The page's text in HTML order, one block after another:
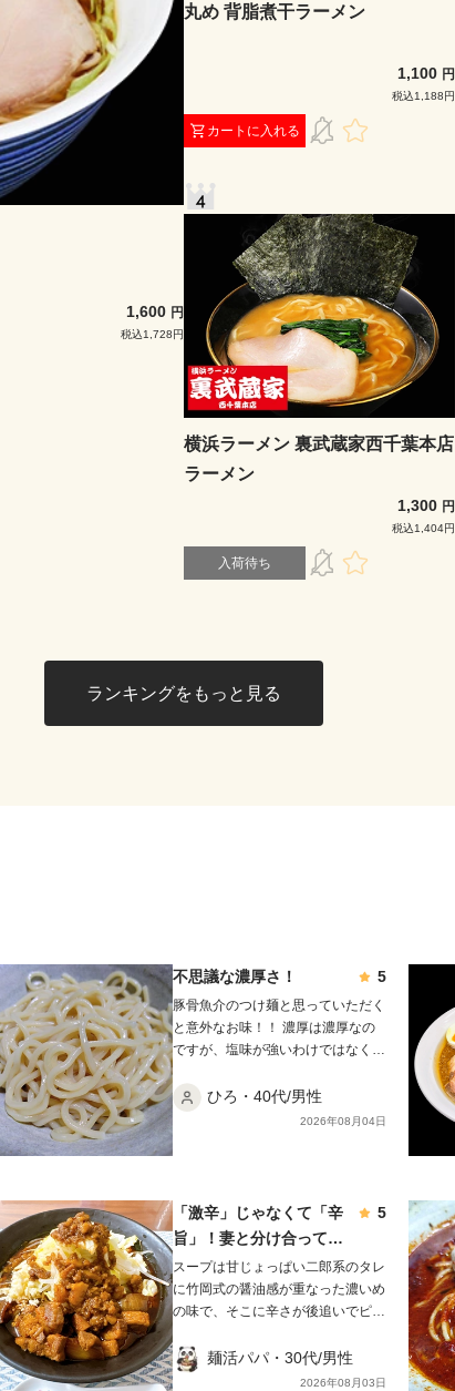
1,600 円
税込1,728円
丸め 背脂煮干ラーメン
1,100 円
税込1,188円
カートに入れる
横浜ラーメン 裏武蔵家西千葉本店
ラーメン
1,300 円
税込1,404円
入荷待ち
ランキングをもっと見る
不思議な濃厚さ！ 5
豚骨魚介のつけ麺と思っていただく
と意外なお味！！ 濃厚は濃厚なの
ですが、塩味が強いわけではなく、
節感が強すぎるわけでもなく！ そ
して、麺はモチモチ！！ 濃厚さは
ありつつも、舌の縦方向に濃厚さを
感じるお味！ 感覚的な感想で申し
訳ございません！ ごちそう様でし
ひろ・40代/男性
2026年08月04日
「激辛」じゃなくて「辛
旨」！妻と分け合って大
正解の一杯✨
5
スープは甘じょっぱい二郎系のタレ
に竹岡式の醤油感が重なった濃いめ
の味で、そこに辛さが後追いでピリ
ッと効いてきます。 「激辛」では
なく「辛旨」。旨味を壊さずに刺激
だけを足した絶妙なバランスでした
麺活パパ・30代/男性
2026年08月03日